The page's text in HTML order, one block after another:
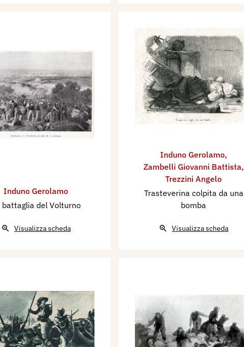
Induno Gerolamo
battaglia del Volturno
Visualizza scheda
Induno Gerolamo,
Zambelli Giovanni Battista,
Trezzini Angelo
Trasteverina colpita da una
bomba
Visualizza scheda